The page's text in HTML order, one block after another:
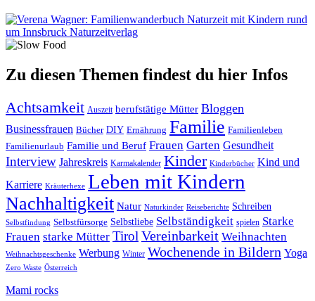
Zu diesen Themen findest du hier Infos
Achtsamkeit Auszeit berufstätige Mütter Bloggen
Businessfrauen Bücher DIY Ernährung Familie Familienleben
Familienurlaub Familie und Beruf Frauen Garten Gesundheit
Interview Jahreskreis Karmakalender Kinder Kinderbücher Kind und
Karriere Kräuterhexe Leben mit Kindern
Nachhaltigkeit Natur Naturkinder Reiseberichte Schreiben
Selbstfindung Selbstfürsorge Selbstliebe Selbständigkeit spielen Starke
Frauen starke Mütter Tirol Vereinbarkeit Weihnachten
Weihnachtsgeschenke Werbung Winter Wochenende in Bildern Yoga
Zero Waste Österreich
Mami rocks